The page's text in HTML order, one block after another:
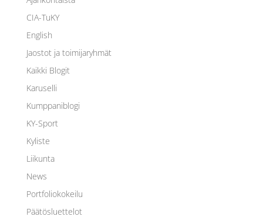
CIA-TuKY
English
Jaostot ja toimijaryhmät
Kaikki Blogit
Karuselli
Kumppaniblogi
KY-Sport
Kyliste
Liikunta
News
Portfoliokokeilu
Päätösluettelot